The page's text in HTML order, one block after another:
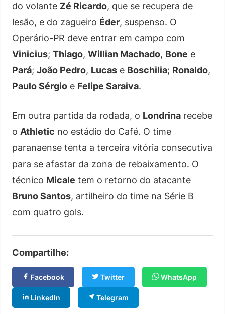
do volante Zé Ricardo, que se recupera de
lesão, e do zagueiro Éder, suspenso. O
Operário-PR deve entrar em campo com
Vinicius; Thiago, Willian Machado, Bone e
Pará; João Pedro, Lucas e Boschilia; Ronaldo,
Paulo Sérgio e Felipe Saraiva.
Em outra partida da rodada, o Londrina recebe
o Athletic no estádio do Café. O time
paranaense tenta a terceira vitória consecutiva
para se afastar da zona de rebaixamento. O
técnico Micale tem o retorno do atacante
Bruno Santos, artilheiro do time na Série B
com quatro gols.
Compartilhe:
Facebook Twitter WhatsApp
LinkedIn Telegram